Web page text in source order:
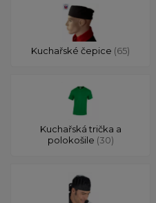
Kuchařské čepice (65)
Kuchařská trička a
polokošile (30)